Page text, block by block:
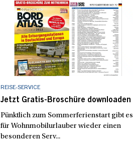
REISE-SERVICE
Jetzt Gratis-Broschüre downloaden
Pünktlich zum Sommerferienstart gibt es
für Wohnmobilurlauber wieder einen
besonderen Serv...